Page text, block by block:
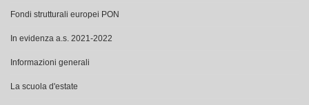
Fondi strutturali europei PON
In evidenza a.s. 2021-2022
Informazioni generali
La scuola d'estate